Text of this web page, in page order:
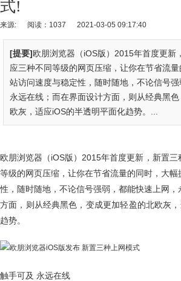
式!
来源: 阅读：1037 2021-03-05 09:17:40
[提要]欧朋浏览器（iOS版）2015年首度更新
应三种不同等级的网页压缩，让你在节省流
站访问速度与稳定性，随时随地，不论信号强
永远在线；而在界面设计方面，则从经典黑
欧灰，适应iOS的半透明平面化趋势。...
欧朋浏览器（iOS版）2015年首度更新，新置三
等级的网页压缩，让你在节省流量的同时，大
性，随时随地，不论信号强弱，都能快速上网
方面，则从经典黑色，变成更加轻盈的北欧灰
趋势。
触手可及 永远在线